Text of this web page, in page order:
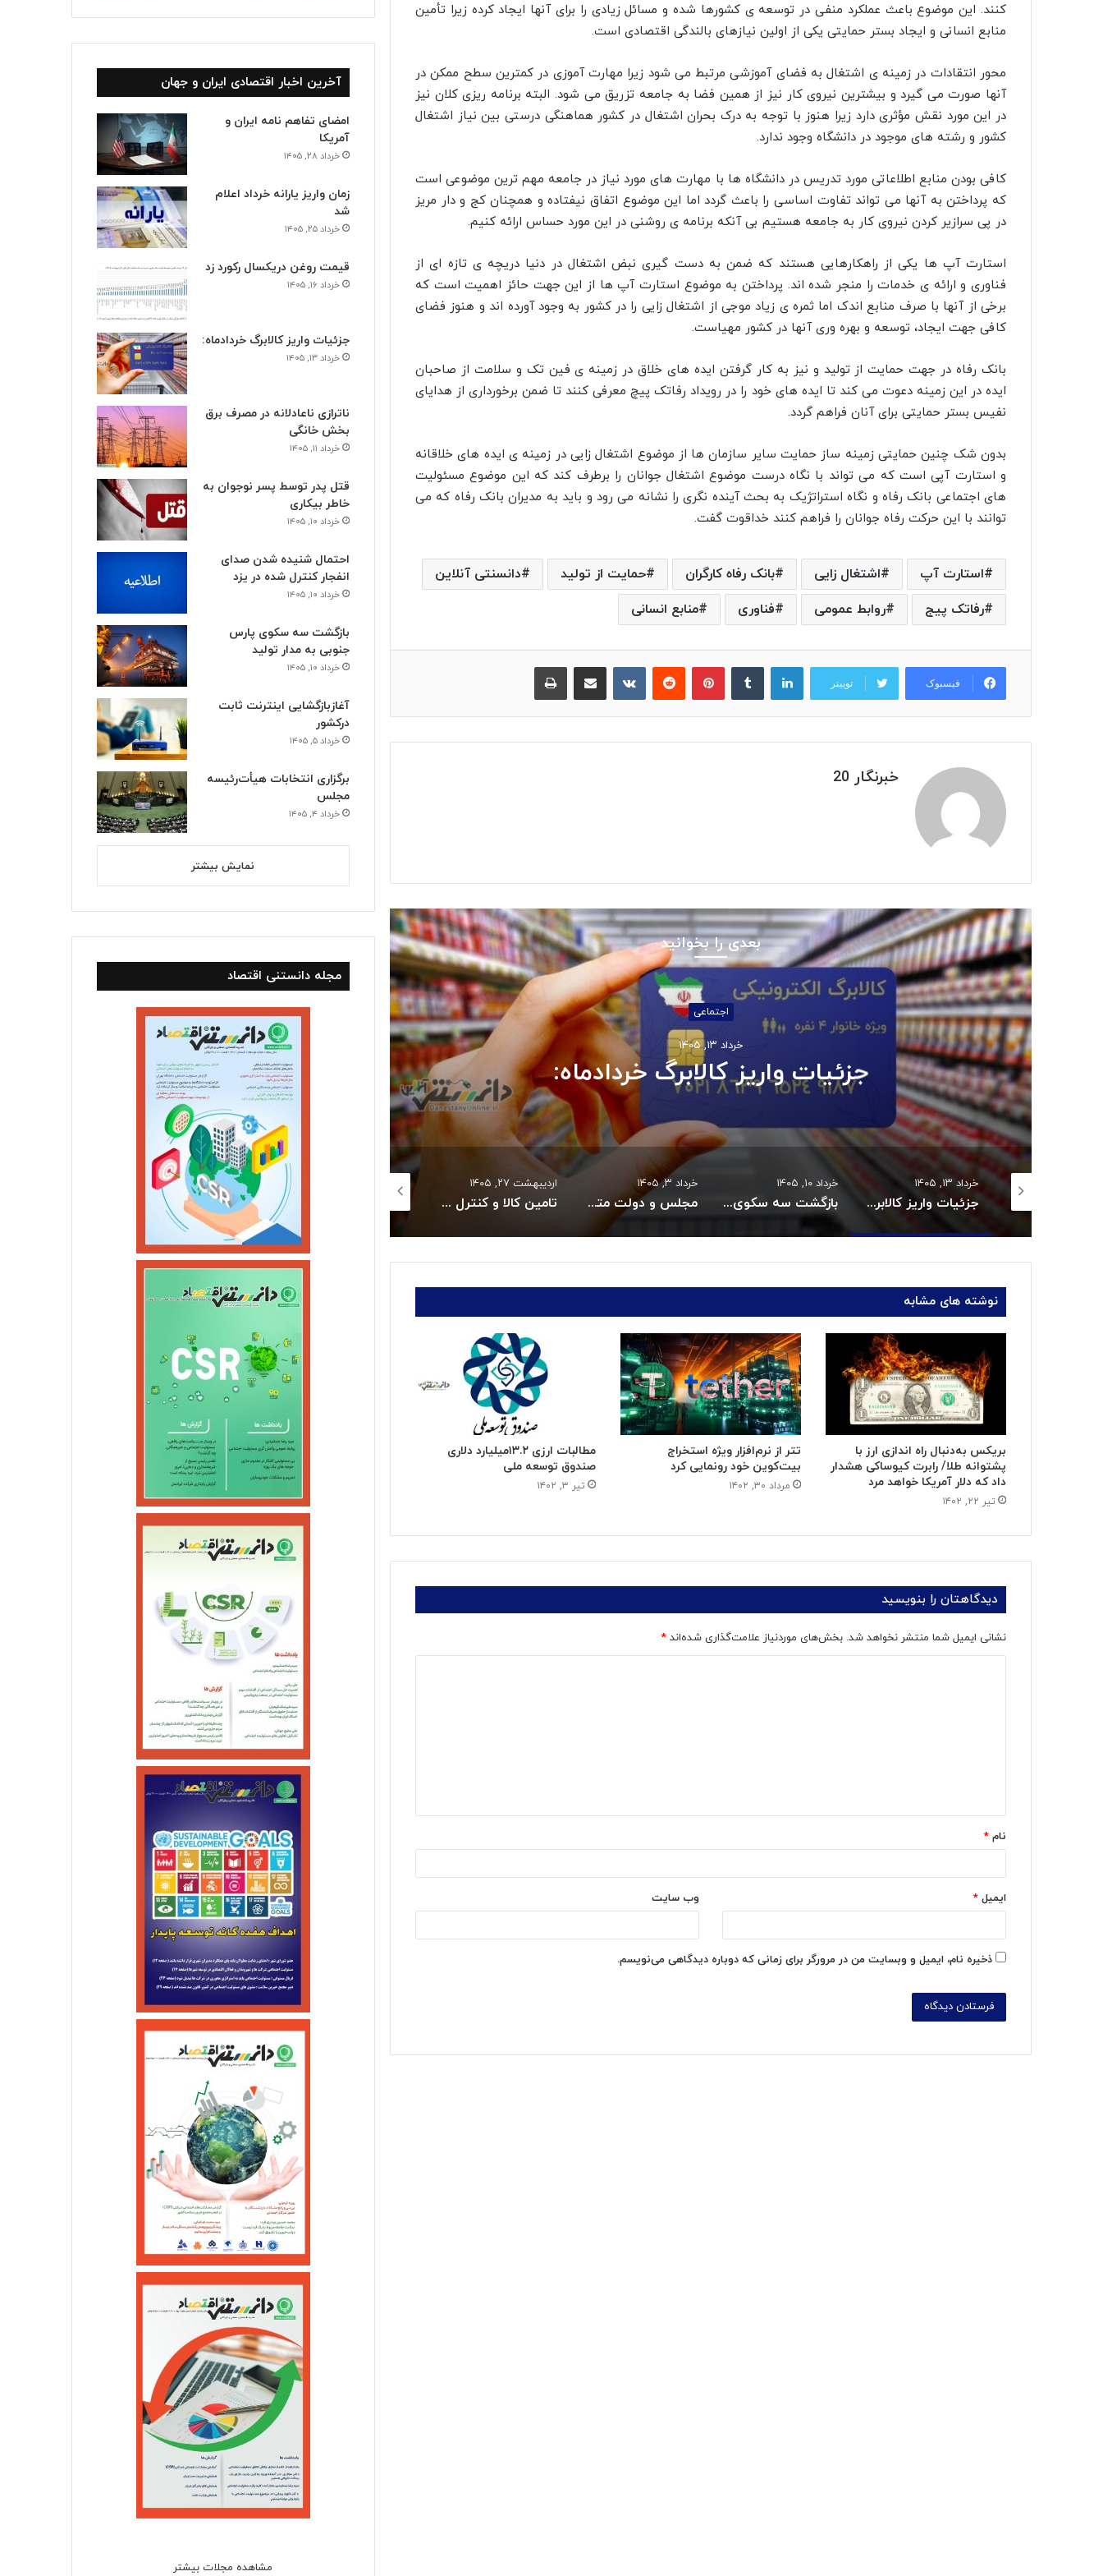
کنند. این موضوع باعث عملکرد منفی در توسعه ی کشورها شده و مسائل زیادی را برای آنها ایجاد کرده زیرا تأمین
منابع انسانی و ایجاد بستر حمایتی یکی از اولین نیازهای بالندگی اقتصادی است.
محور انتقادات در زمینه ی اشتغال به فضای آموزشی مرتبط می شود زیرا مهارت آموزی در کمترین سطح ممکن در
آنها صورت می گیرد و بیشترین نیروی کار نیز از همین فضا به جامعه تزریق می شود. البته برنامه ریزی کلان نیز
در این مورد نقش مؤثری دارد زیرا هنوز با توجه به درک بحران اشتغال در کشور هماهنگی درستی بین نیاز اشتغال
کشور و رشته های موجود در دانشگاه وجود ندارد.
کافی بودن منابع اطلاعاتی مورد تدریس در دانشگاه ها با مهارت های مورد نیاز در جامعه مهم ترین موضوعی است
که پرداختن به آنها می تواند تفاوت اساسی را باعث گردد اما این موضوع اتفاق نیفتاده و همچنان کج و دار مریز
در پی سرازیر کردن نیروی کار به جامعه هستیم بی آنکه برنامه ی روشنی در این مورد حساس ارائه کنیم.
استارت آپ ها یکی از راهکارهایی هستند که ضمن به دست گیری نبض اشتغال در دنیا دریچه ی تازه ای از
فناوری و ارائه ی خدمات را منجر شده اند. پرداختن به موضوع استارت آپ ها از این جهت حائز اهمیت است که
برخی از آنها با صرف منابع اندک اما ثمره ی زیاد موجی از اشتغال زایی را در کشور به وجود آورده اند و هنوز فضای
کافی جهت ایجاد، توسعه و بهره وری آنها در کشور مهیاست.
بانک رفاه در جهت حمایت از تولید و نیز به کار گرفتن ایده های خلاق در زمینه ی فین تک و سلامت از صاحبان
ایده در این زمینه دعوت می کند تا ایده های خود را در رویداد رفاتک پیچ معرفی کنند تا ضمن برخورداری از هدایای
نفیس بستر حمایتی برای آنان فراهم گردد.
بدون شک چنین حمایتی زمینه ساز حمایت سایر سازمان ها از موضوع اشتغال زایی در زمینه ی ایده های خلاقانه
و استارت آپی است که می تواند با نگاه درست موضوع اشتغال جوانان را برطرف کند که این موضوع مسئولیت
های اجتماعی بانک رفاه و نگاه استراتژیک به بحث آینده نگری را نشانه می رود و باید به مدیران بانک رفاه که می
توانند با این حرکت رفاه جوانان را فراهم کنند خداقوت گفت.
استارت آپ اشتغال زایی بانک رفاه کارگران حمایت از تولید
دانسنتی آنلاین
رفاتک پیج
روابط عمومی فناوری منابع انسانی
فیسبوک توییتر
لینکدین پینترست ‫رددیت
خبرنگار 20
بعدی را بخوانید
اجتماعی
خرداد ۱۳, ۱۴۰۵
جزئیات واریز کالابرگ خردادماه: بازگشت سه سکوی پارس
خرداد ۱۳, ۱۴۰۵
جزئیات واریز کالابرگ خردادماه:
خرداد ۱۰, ۱۴۰۵
بازگشت سه سکوی پارس جنوبی به مدار تولید
خرداد ۳, ۱۴۰۵
مجلس و دولت متعهد به حل بحران دارو و تجهیزات پزشکی شدند
اردیبهشت ۲۷, ۱۴۰۵
تامین کالا و کنترل قیمت هااز راهبردهای اصلی دولت است
اردیبهشت ۲۷, ۱۴۰۵ اسفند ۴, ۱۴۰۴
سومین واحد بخار نیروگاه عسلویه در آستانه اتصال به شبکه
نوشته های مشابه
بریکس به‌دنبال راه اندازی ارز با
پشتوانه طلا/ رابرت کیوساکی هشدار
داد که دلار آمریکا خواهد مرد
تیر ۲۲, ۱۴۰۲
تتر از نرم‌افزار ویژه استخراج
بیت‌کوین خود رونمایی کرد
مرداد ۳۰, ۱۴۰۲
مطالبات ارزی ۱۳.۲میلیارد دلاری
صندوق توسعه ملی
تیر ۳, ۱۴۰۲
دیدگاهتان را بنویسید
نشانی ایمیل شما منتشر نخواهد شد. بخش‌های موردنیاز علامت‌گذاری شده‌اند *
*
نام *
ایمیل * وب‌ سایت
ذخیره نام، ایمیل و وبسایت من در مرورگر برای زمانی که دوباره دیدگاهی می‌نویسم.
آخرین اخبار اقتصادی ایران و جهان
امضای تفاهم نامه ایران و
آمریکا
خرداد ۲۸, ۱۴۰۵
زمان واریز یارانه خرداد اعلام
شد
خرداد ۲۵, ۱۴۰۵
قیمت روغن دریکسال رکورد زد
خرداد ۱۶, ۱۴۰۵
جزئیات واریز کالابرگ خردادماه:
خرداد ۱۳, ۱۴۰۵
ناترازی ناعادلانه در مصرف برق
بخش خانگی
خرداد ۱۱, ۱۴۰۵
قتل پدر توسط پسر نوجوان به
خاطر بیکاری
خرداد ۱۰, ۱۴۰۵
احتمال شنیده شدن صدای
انفجار کنترل شده در یزد
خرداد ۱۰, ۱۴۰۵
بازگشت سه سکوی پارس
جنوبی به مدار تولید
خرداد ۱۰, ۱۴۰۵
آغازبازگشایی اینترنت ثابت
درکشور
خرداد ۵, ۱۴۰۵
برگزاری انتخابات هیأت‌رئیسه
مجلس
خرداد ۴, ۱۴۰۵
نمایش بیشتر
مجله دانستنی اقتصاد
مشاهده مجلات بیشتر